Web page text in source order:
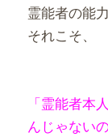
霊能者の能
それこそ、
「霊能者本
んじゃない